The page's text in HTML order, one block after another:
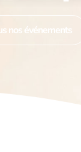
nos événements